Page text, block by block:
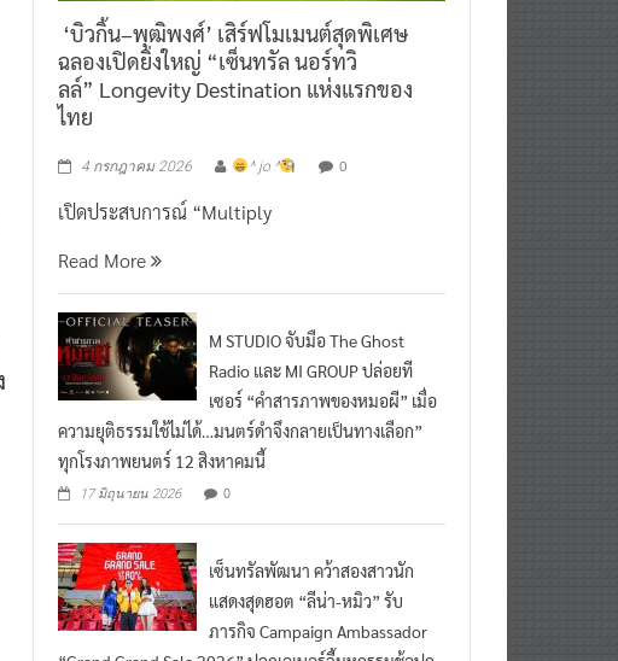
‘บิวกิ้น–พุฒิพงศ์’ เสิร์ฟโมเมนต์สุดพิเศษ
ฉลองเปิดยิ่งใหญ่ “เซ็นทรัล นอร์ทวิ
ลล์” Longevity Destination แห่งแรกของ
ไทย
เปิดประสบการณ์ “Multiply
Radio และ MI GROUP ปล่อยที
เซอร์ “คำสารภาพของหมอผี” เมื่อ
ความยุติธรรมใช้ไม่ได้…มนตร์ดำจึงกลายเป็นทางเลือก”
ทุกโรงภาพยนตร์ 12 สิงหาคมนี้
แสดงสุดฮอต “ลีน่า-หมิว” รับ
ภารกิจ Campaign Ambassador
“Grand Grand Sale 2026” ปลุกเอเนอร์จี้มหกรรมช้อปก